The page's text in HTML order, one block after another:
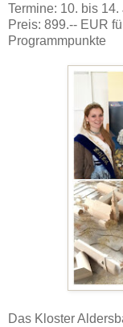
Termine: 10. bis
Preis: 899.-- EUR
Programmpunkte
Das Kloster